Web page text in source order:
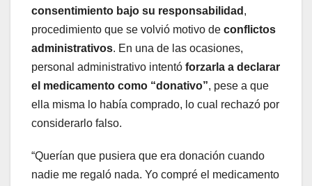
consentimiento bajo su responsabilidad ,
procedimiento que se volvió motivo de conflictos
administrativos. En una de las ocasiones,
personal administrativo intentó forzarla a declarar
el medicamento como “donativo”, pese a que
ella misma lo había comprado, lo cual rechazó por
considerarlo falso.
“Querían que pusiera que era donación cuando
nadie me regaló nada. Yo compré el medicamento